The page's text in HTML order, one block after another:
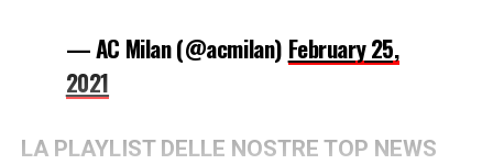
— AC Milan (@acmilan) February 25,
2021
LA PLAYLIST DELLE NOSTRE TOP NEWS